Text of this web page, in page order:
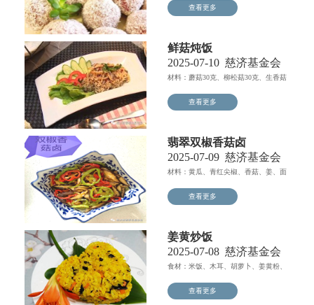
查看更多
鲜菇炖饭
2025-07-10 慈济基金会
材料：蘑菇30克、柳松菇30克、生香菇
查看更多
翡翠双椒香菇卤
2025-07-09 慈济基金会
材料：黄瓜、青红尖椒、香菇、姜、面
查看更多
姜黄炒饭
2025-07-08 慈济基金会
食材：米饭、木耳、胡萝卜、姜黄粉、
查看更多